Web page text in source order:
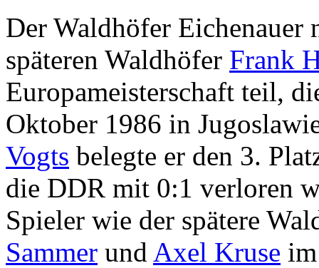
Der Waldhöfer Eichenauer
späteren Waldhöfer Frank
Europameisterschaft teil,
Oktober 1986 in
Vogts belegte er den 3.
die DDR mit 0:1 verloren
Spieler wie der spätere
Sammer und Axel Kruse